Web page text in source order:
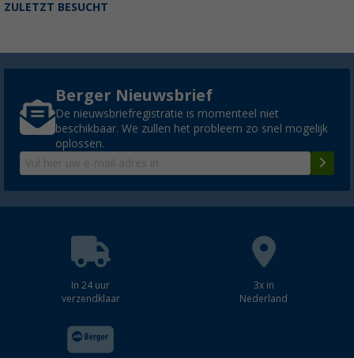
ZULETZT BESUCHT
Berger Nieuwsbrief
De nieuwsbriefregistratie is momenteel niet
beschikbaar. We zullen het probleem zo snel mogelijk
oplossen.
In 24 uur
verzendklaar
3x in
Nederland